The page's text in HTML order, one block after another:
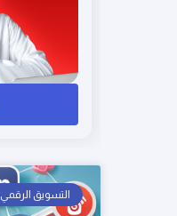
التسويق الرقمي